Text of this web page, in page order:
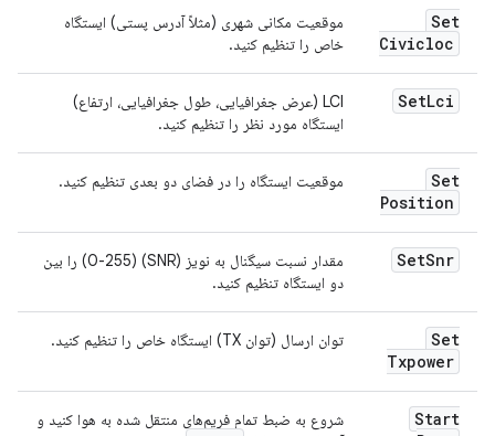
Set
Civicloc
موقعیت مکانی شهری (مثلاً آدرس پستی) ایستگاه
خاص را تنظیم کنید.
SetLci
LCI (عرض جغرافیایی، طول جغرافیایی، ارتفاع)
ایستگاه مورد نظر را تنظیم کنید.
Set
Position
موقعیت ایستگاه را در فضای دو بعدی تنظیم کنید.
SetSnr
مقدار نسبت سیگنال به نویز (SNR) (0-255) را بین
دو ایستگاه تنظیم کنید.
Set
Txpower
توان ارسال (توان TX) ایستگاه خاص را تنظیم کنید.
Start
شروع به ضبط تمام فریم‌های منتقل شده به هوا کنید و